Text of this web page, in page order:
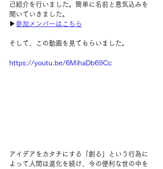
己紹介を行いました。簡単に名前と意気込みを
聞いていきました。
▶参加メンバーはこちら
そして、この動画を見てもらいました。
https://youtu.be/6MihaDb69Cc
アイデアをカタチにする「創る」という行為に
よって人間は進化を続け、今の便利な世の中を